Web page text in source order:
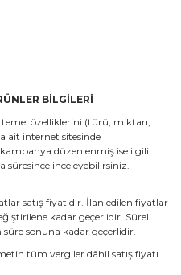
BİLGİLERİ
özelliklerini (türü, miktarı,
ait internet sitesinde
kampanya düzenlenmiş ise ilgili
inceleyebilirsiniz.
satış fiyatıdır. İlan edilen fiyatlar
kadar geçerlidir. Süreli
sonuna kadar geçerlidir.
tüm vergiler dâhil satış fiyatı